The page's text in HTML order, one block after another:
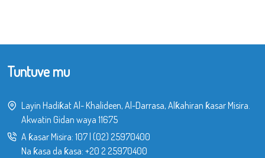
Tuntuve mu
Layin Hadiƙat Al- Khalideen, Al-Darrasa, Alƙahiran ƙasar Misira.
Akwatin Gidan waya 11675
A ƙasar Misira: 107| (02) 25970400
Na ƙasa da ƙasa: +20 2 25970400